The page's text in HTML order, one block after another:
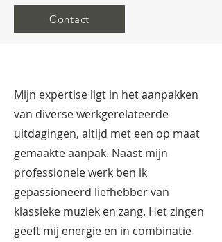
Contact
Mijn expertise ligt in het aanpakken
van diverse werkgerelateerde
uitdagingen, altijd met een op maat
gemaakte aanpak. Naast mijn
professionele werk ben ik
gepassioneerd liefhebber van
klassieke muziek en zang. Het zingen
geeft mij energie en in combinatie